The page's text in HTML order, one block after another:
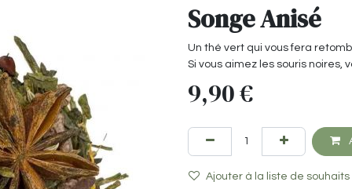
Songe Anisé
Un thé vert qui vous fera
Si vous aimez les souris noires,
9,90€
Ajouter à la liste de souhaits